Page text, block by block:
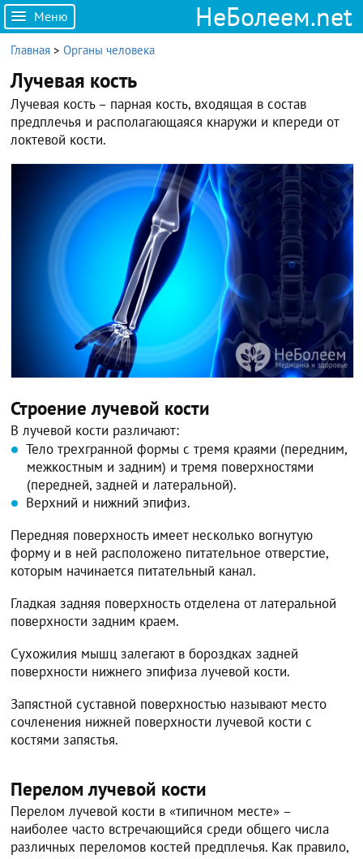
Меню НеБолеем.net
Главная >Органы человека
Лучевая кость
Лучевая кость – парная кость, входящая в состав
предплечья и располагающаяся кнаружи и кпереди от
локтевой кости.
Строение лучевой кости
В лучевой кости различают:
Тело трехгранной формы с тремя краями (передним,
межкостным и задним) и тремя поверхностями
(передней, задней и латеральной).
Верхний и нижний эпифиз.
Передняя поверхность имеет несколько вогнутую
форму и в ней расположено питательное отверстие,
которым начинается питательный канал.
Гладкая задняя поверхность отделена от латеральной
поверхности задним краем.
Сухожилия мышц залегают в бороздках задней
поверхности нижнего эпифиза лучевой кости.
Запястной суставной поверхностью называют место
сочленения нижней поверхности лучевой кости с
костями запястья.
Перелом лучевой кости
Перелом лучевой кости в «типичном месте» –
наиболее часто встречающийся среди общего числа
различных переломов костей предплечья. Как правило,